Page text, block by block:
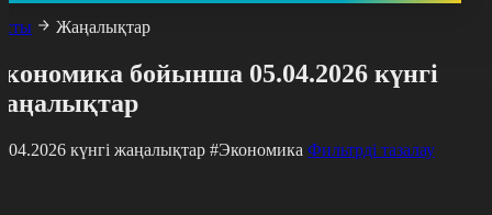
Жаңалықтар
бойынша 05.04.2026 күнгі
күнгі жаңалықтар #Экономика Фильтрді тазалау